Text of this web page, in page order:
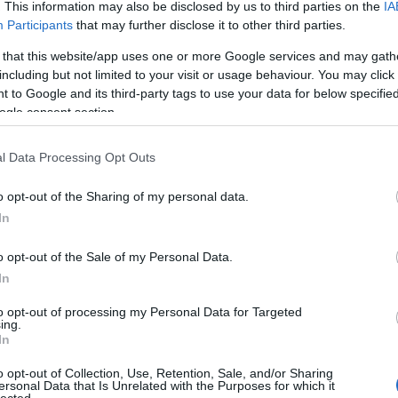
This information may also be disclosed by us to third parties on the
Participants that may further disclose it to other third parties.
that this website/app uses one or more Google services and may
but not limited to your visit or usage behaviour. You may
to Google and its third-party tags to use your data for below
consent section.
Data Processing Opt Outs
opt-out of the Sharing of my personal data.
opt-out of the Sale of my Personal Data.
opt-out of processing my Personal Data for Targeted
opt-out of Collection, Use, Retention, Sale, and/or Sharing
Data that Is Unrelated with the Purposes for which it
kozossegi-koltsegvetes-2023/
kozossegi-koltsegvetes/
hasonló volt a parlamenti választásokhoz:
a helyi
bonyolították le,
egy napig, élőben lehetett szavazni városszerte. A
is döntöttek körzetenként, mivel jövőre parlamenti választások
tartani a részvételi költségvetési szavazással. 787 területi
egymással a lakosok által javasolt projektek, összesen
16 "kerület" lakói 22 327 projektből választhattak, összesen 3500
mexikóvárosi önkormányzaté a
ilág 4. legnagyobb
egységes lebonyolítású, bár az egyes kerületekben eltérő
több kerületében és magában a Fővárosban is zajlanak
A projektek mellett arról is szavaztak az emberek, hogy ki kerüljön
tagból áll, akik közül öt a másik négytől eltérő nemű. A bizottság
választja ki a szavazólapra kerülő projekteket, de aktív szerepet
nyomon követésében is. A bizottság legalább 2 havonta